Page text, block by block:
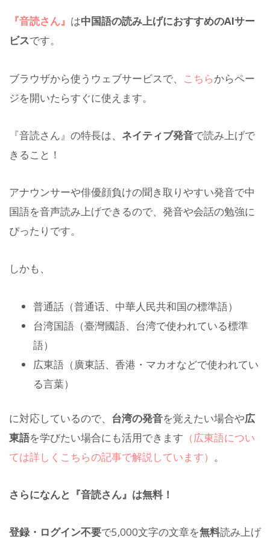
『音読さん』 は中国語の読み上げにおすすめのAIサー
ビスです。
ブラウザから使うウェブサービスで、 こちらからペー
ジを開いたらすぐに使えます。
『音読さん』の特長は、 ネイティブ発音で読み上げで
きること！
アナウンサーや俳優顔負けの聞き取りやすい発音で中
国語を音声読み上げできるので、発音や会話の勉強に
ぴったりです。
しかも、
普通話（普通话、中華人民共和国の標準語）
台湾国語（臺灣國語、台湾で使われている標準
語）
広東語（廣東話、香港・マカオなどで使われてい
る言葉）
に対応しているので、 台湾の発音を覚えたい場合や広
東語を学びたい場合にも活用できます （広東語につい
ては詳しくこちらの記事で解説しています） 。
さらになんと『音読さん』は無料！
登録・ログイン不要で5,000文字の文章を無料読み上げ